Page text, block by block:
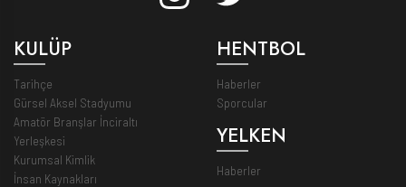
KULÜP
Tarihçe
Gürsel Aksel Stadyumu
Amatör Branşlar İnciraltı
Yerleşkesi
Kurumsal Kimlik
İnsan Kaynakları
HENTBOL
Haberler
Sporcular
YELKEN
Haberler